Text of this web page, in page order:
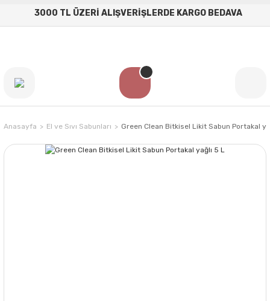
3000 TL ÜZERİ ALIŞVERİŞLERDE KARGO BEDAVA
Anasayfa El ve Sıvı Sabunları Green Clean Bitkisel Likit Sabun Portakal